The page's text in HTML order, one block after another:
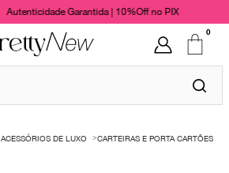
Autenticidade Garantida | 10%Off no PIX
0
ACESSÓRIOS DE LUXO CARTEIRAS E PORTA CARTÕES